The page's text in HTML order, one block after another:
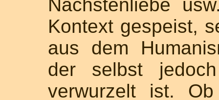
Nächstenliebe
Kontext gespeist,
aus dem
der selbst
verwurzelt ist.